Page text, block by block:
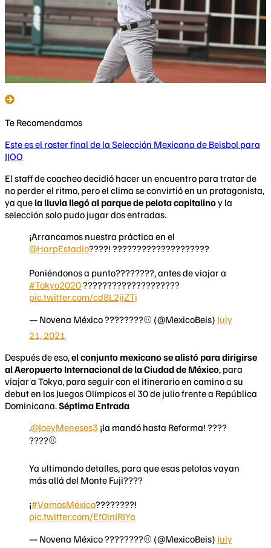
Te Recomendamos
Este es el roster final de la Selección Mexicana de Beisbol para
JJOO
El staff de coacheo decidió hacer un encuentro para tratar de
no perder el ritmo, pero el clima se convirtió en un protagonista,
ya que la lluvia llegó al parque de pelota capitalinoy la
selección solo pudo jugar dos entradas.
¡Arrancamos nuestra práctica en el
@HarpEstadio????! ????????????????????
Poniéndonos a punto????????, antes de viajar a
#Tokyo2020????????????????????
pic.twitter.com/cd8L2jjZTj
— Novena México ????????⚾ (@MexicoBeis) July
21, 2021
Después de eso,el conjunto mexicano se alistó para dirigirse
al Aeropuerto Internacional de la Ciudad de México, para
viajar a Tokyo, para seguir con el itinerario en camino a su
debut en los Juegos Olímpicos el 30 de julio frente a República
Dominicana.Séptima Entrada
.@JoeyMeneses3 ¡la mandó hasta Reforma! ????
????⚾️
Ya ultimando detalles, para que esas pelotas vayan
más allá del Monte Fuji????
¡#VamosMéxico????????!
pic.twitter.com/Ef0lnIRIYa
— Novena México ????????⚾ (@MexicoBeis) July